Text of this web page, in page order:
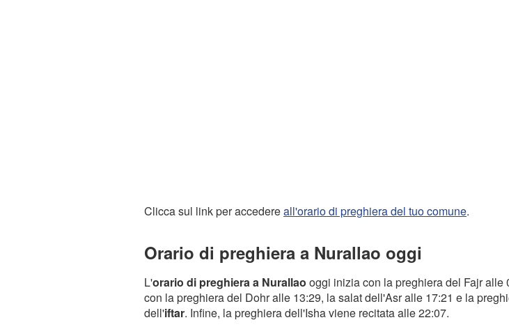
Clicca sul link per accedereall'orario di preghiera del tuo comune.
Orario di preghiera a Nurallao oggi
L'orario di preghiera a Nurallao oggi inizia con la preghiera del Fajr alle
con la preghiera del Dohr alle 13:29, la salat dell'Asr alle 17:21 e la
dell'iftar. Infine, la preghiera dell'Isha viene recitata alle 22:07.